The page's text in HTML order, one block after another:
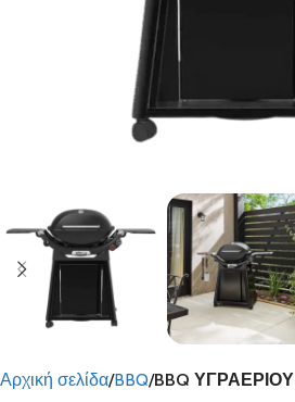
Αρχική σελίδα BBQ BBQ ΥΓΡΑΕΡΙΟΥ